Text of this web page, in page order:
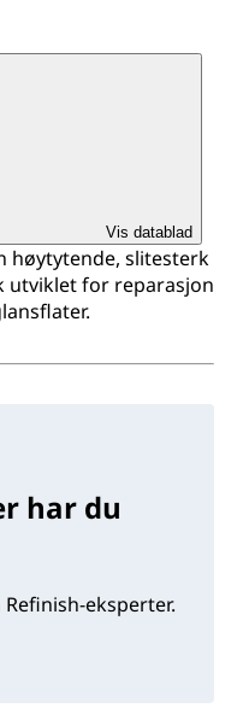
Vis datablad
høytytende, slitesterk
for reparasjon
har du
eksperter.